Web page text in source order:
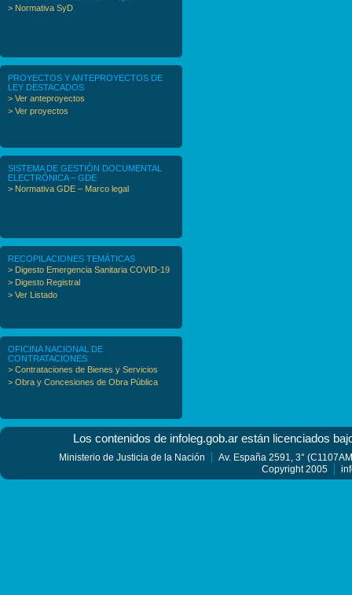
> Normativa SyD
PROYECTOS Y ANTEPROYECTOS DE
LEY DESTACADOS
> Ver anteproyectos
> Ver proyectos
SISTEMA DE GESTIÓN DOCUMENTAL
ELECTRÓNICA – GDE
> Normativa GDE – Marco legal
RECOPILACIONES TEMÁTICAS
> Digesto Emergencia Sanitaria COVID-19
> Digesto Registral
> Ver Listado
OFICINA NACIONAL DE
CONTRATACIONES
> Contrataciones de Bienes y Servicios
> Obra y Concesiones de Obra Pública
Los contenidos de infoleg.gob.ar están licenciados
Ministerio de Justicia de la Nación
Av. España 2591, 3°
Copyright 2005